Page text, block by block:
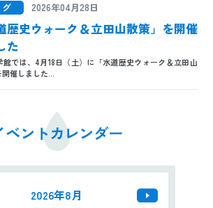
グ 2026年04月28日
歴史ウォーク＆立田山散策」を開催
た
館では、4月18日（土）に「水道歴史ウォーク＆立田山
催しました...
ベントカレンダー
2026年8月